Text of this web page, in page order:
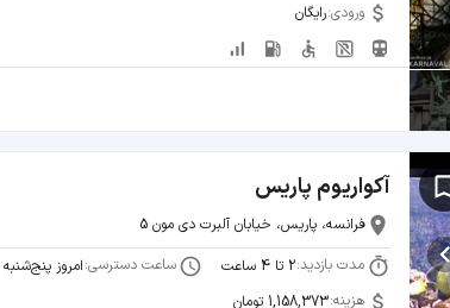
ورودی:رایگان
آکواریوم پاریس
فرانسه، پاریس، خیابان آلبرت دی مون 5
مدت بازدید:2 تا 4 ساعت ساعت دسترسی:امروز پنج‌شنبه 10:00 صبح تا 19:00
هزینه:1,158,373 تومان